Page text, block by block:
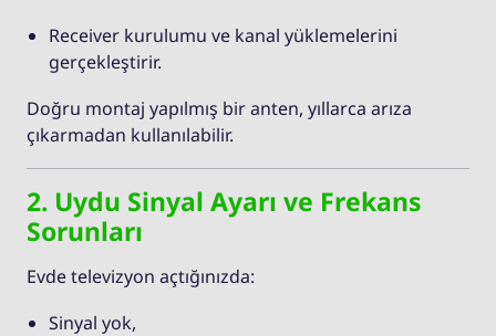
Receiver kurulumu ve kanal yüklemelerini
gerçekleştirir.
Doğru montaj yapılmış bir anten, yıllarca arıza
çıkarmadan kullanılabilir.
2. Uydu Sinyal Ayarı ve Frekans
Sorunları
Evde televizyon açtığınızda:
Sinyal yok,